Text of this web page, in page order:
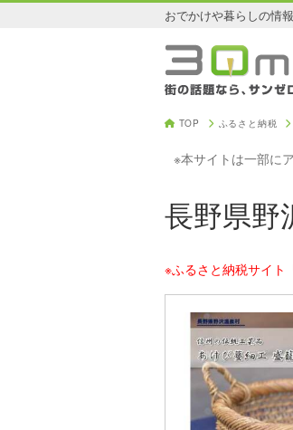
おでかけや暮らしの情
TOP ふるさと納税
※本サイトは一部に
長野県野
※ふるさと納税サイト